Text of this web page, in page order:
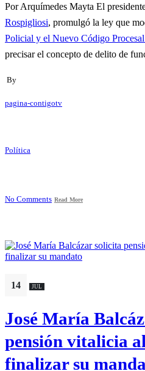
Por Arquímedes Mayta El
Rospigliosi, promulgó la ley que
Policial y el Nuevo Código Procesal
precisar el concepto de delito de
By
pagina-contigotv
Política
No Comments Read More
14 JUL
José María
pensión vitalicia
finalizar su